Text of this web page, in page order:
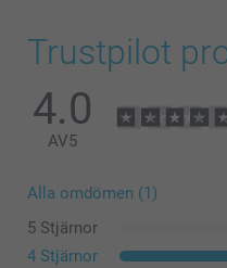
Trustpilot
4.0
AV5
Alla omdömen (1)
5 Stjärnor
4 Stjärnor